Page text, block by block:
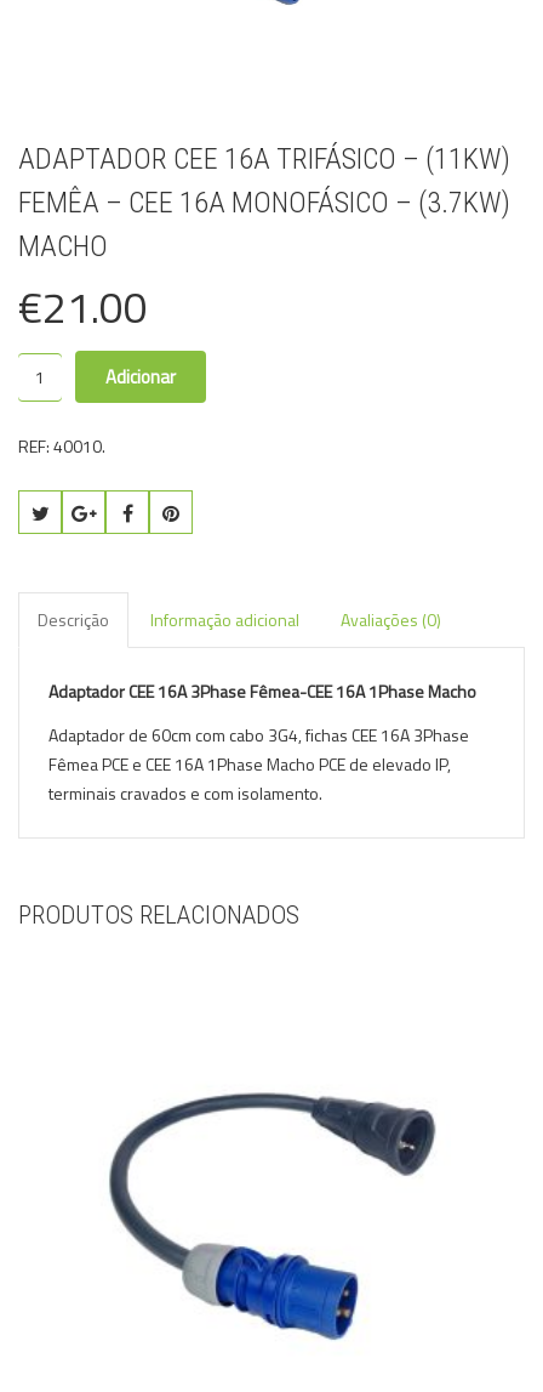
ADAPTADOR CEE 16A TRIFÁSICO – (11KW)
FEMÊA – CEE 16A MONOFÁSICO – (3.7KW)
MACHO
€21.00
Adicionar
REF:40010.
Descrição Informação adicional Avaliações (0)
Adaptador CEE 16A 3Phase Fêmea-CEE 16A 1Phase Macho
Adaptador de 60cm com cabo 3G4, fichas CEE 16A 3Phase
Fêmea PCE e CEE 16A 1Phase Macho PCE de elevado IP,
terminais cravados e com isolamento.
PRODUTOS RELACIONADOS